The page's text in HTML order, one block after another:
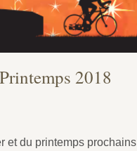
2018
et du printemps prochains